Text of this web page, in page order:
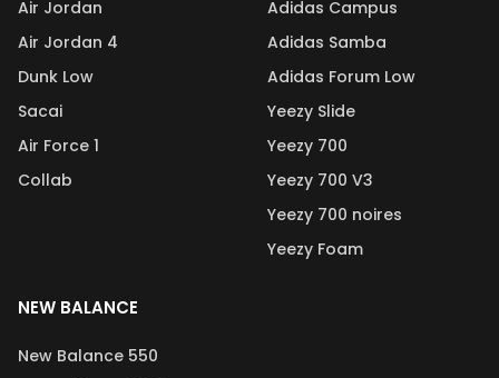
Air Jordan
Air Jordan 4
Dunk Low
Sacai
Air Force 1
Collab
Adidas Campus
Adidas Samba
Adidas Forum Low
Yeezy Slide
Yeezy 700
Yeezy 700 V3
Yeezy 700 noires
Yeezy Foam
NEW BALANCE
New Balance 550